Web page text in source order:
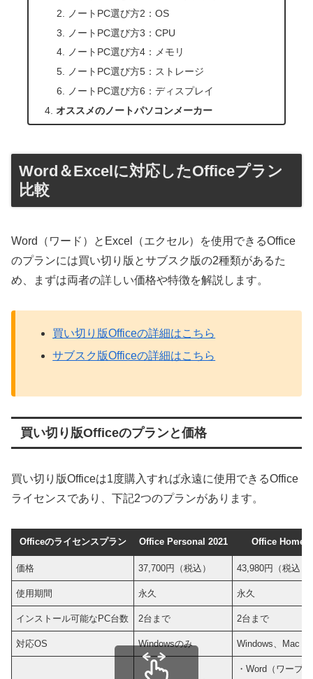
ノートPC選び方2：OS
ノートPC選び方3：CPU
ノートPC選び方4：メモリ
ノートPC選び方5：ストレージ
ノートPC選び方6：ディスプレイ
オススメのノートパソコンメーカー
Word＆Excelに対応したOfficeプラン
比較
Word（ワード）とExcel（エクセル）を使用できるOffice
のプランには買い切り版とサブスク版の2種類があるた
め、まずは両者の詳しい価格や特徴を解説します。
買い切り版Officeの詳細はこちら
サブスク版Officeの詳細はこちら
買い切り版Officeのプランと価格
買い切り版Officeは1度購入すれば永遠に使用できるOffice
ライセンスであり、下記2つのプランがあります。
Officeのライセンスプラン Office Personal 2021 Office Home
価格 37,700円（税込） 43,980円（税込）
使用期間 永久 永久
インストール可能なPC台数 2台まで 2台まで
対応OS Windowsのみ Windows、Mac
・Word（ワープ